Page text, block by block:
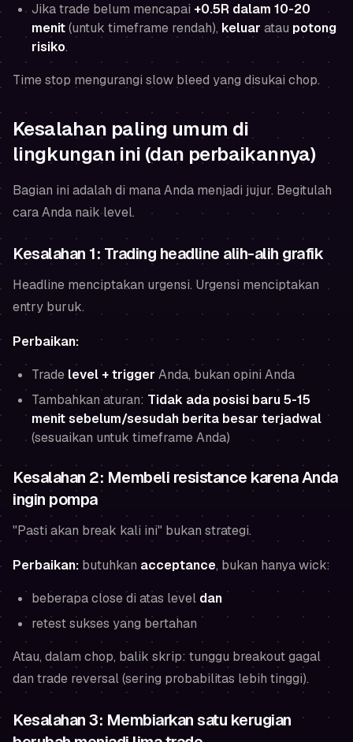
Jika trade belum mencapai +0.5R dalam 10-20
menit(untuk timeframe rendah), keluar atau potong
risiko.
Time stop mengurangi slow bleed yang disukai chop.
Kesalahan paling umum di
lingkungan ini (dan perbaikannya)
Bagian ini adalah di mana Anda menjadi jujur. Begitulah
cara Anda naik level.
Kesalahan 1: Trading headline alih-alih grafik
Headline menciptakan urgensi. Urgensi menciptakan
entry buruk.
Perbaikan:
Trade level + trigger Anda, bukan opini Anda
Tambahkan aturan: Tidak ada posisi baru 5-15
menit sebelum/sesudah berita besar terjadwal
(sesuaikan untuk timeframe Anda)
Kesalahan 2: Membeli resistance karena Anda
ingin pompa
"Pasti akan break kali ini" bukan strategi.
Perbaikan: butuhkan acceptance, bukan hanya wick:
beberapa close di atas level dan
retest sukses yang bertahan
Atau, dalam chop, balik skrip: tunggu breakout gagal
dan trade reversal (sering probabilitas lebih tinggi).
Kesalahan 3: Membiarkan satu kerugian